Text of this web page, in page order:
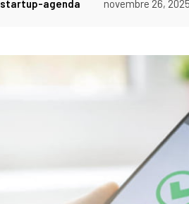
startup-agenda novembre 26,